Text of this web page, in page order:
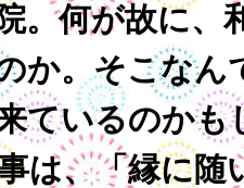
。何が故に、
か。そこなん
ているのかも
は、「縁に随